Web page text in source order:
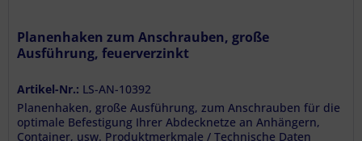
Planenhaken zum Anschrauben, große
Ausführung, feuerverzinkt
Artikel-Nr.: LS-AN-10392
Planenhaken, große Ausführung, zum Anschrauben für die
optimale Befestigung Ihrer Abdecknetze an Anhängern,
Container, usw. Produktmerkmale / Technische Daten